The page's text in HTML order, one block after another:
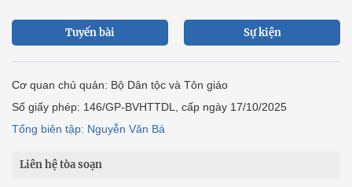
Tuyến bài Sự kiện
Cơ quan chủ quản: Bộ Dân tộc và Tôn giáo
Số giấy phép: 146/GP-BVHTTDL, cấp ngày 17/10/2025
Tổng biên tập: Nguyễn Văn Bá
Liên hệ tòa soạn